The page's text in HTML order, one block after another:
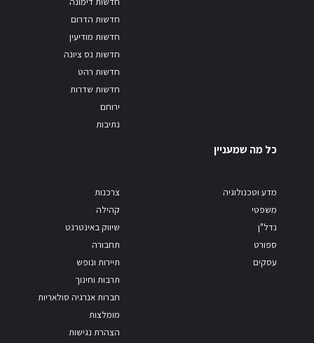
חדשות הדרום
חדשות מודיעין
חדשות נס ציונה
חדשות רהט
חדשות שדרות
ירוחם
נתיבות
כל מה שמעניין
מדע וטכנולוגיה
משפטי
נדל"ן
ספורט
עסקים
צרכנות
קהילה
שיווק באינטרנט
תחבורה
תיירות ונופש
תרבות וחינוך
חברות אנרגיה סולאריות
מומלצות
הצהרת נגישות